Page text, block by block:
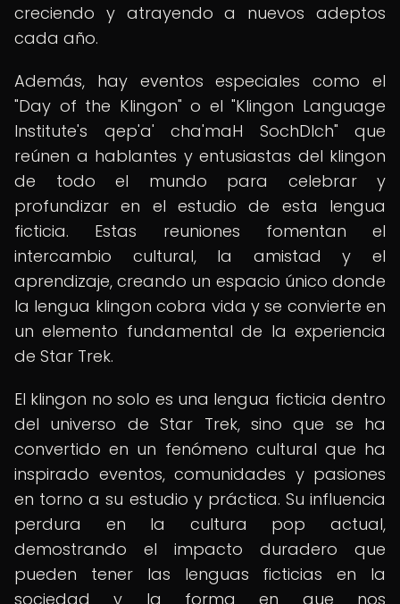
creciendo y atrayendo a nuevos adeptos
cada año.
Además, hay eventos especiales como el
"Day of the Klingon" o el "Klingon Language
Institute's qep'a' cha'maH SochDIch" que
reúnen a hablantes y entusiastas del klingon
de todo el mundo para celebrar y
profundizar en el estudio de esta lengua
ficticia. Estas reuniones fomentan el
intercambio cultural, la amistad y el
aprendizaje, creando un espacio único donde
la lengua klingon cobra vida y se convierte en
un elemento fundamental de la experiencia
de Star Trek.
El klingon no solo es una lengua ficticia dentro
del universo de Star Trek, sino que se ha
convertido en un fenómeno cultural que ha
inspirado eventos, comunidades y pasiones
en torno a su estudio y práctica. Su influencia
perdura en la cultura pop actual,
demostrando el impacto duradero que
pueden tener las lenguas ficticias en la
sociedad y la forma en que nos